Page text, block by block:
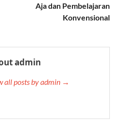
Aja dan Pembelajaran
Konvensional
admin
all posts by admin →